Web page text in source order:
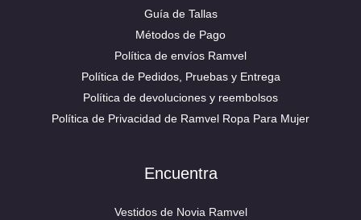
Guía de Tallas
Métodos de Pago
Política de envíos Ramvel
Política de Pedidos, Pruebas y Entrega
Política de devoluciones y reembolsos
Política de Privacidad de Ramvel Ropa Para Mujer
Encuentra
Vestidos de Novia Ramvel